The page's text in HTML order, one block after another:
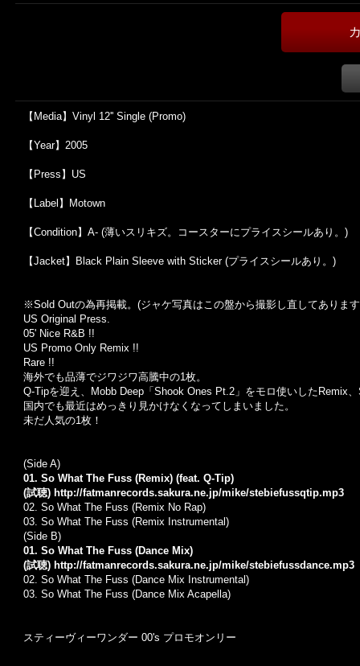
【Media】Vinyl 12'' Single (Promo)
【Year】2005
【Press】US
【Label】Motown
【Condition】A- (薄いスリキズ。コースターにプライスシールあり。)
【Jacket】Black Plain Sleeve with Sticker (プライスシールあり。)
※Sold Outの為再掲載。 (ジャケ写真はこの盤から撮影し直してありま
US Original Press.
05' Nice R&B !!
US Promo Only Remix !!
Rare !!
海外でも品薄でジワジワ高騰中の1枚。
Q-Tipを迎え、Mobb Deep「Shook Ones Pt.2」をモロ使いしたRemix
国内でも最近はめっきり見かけなくなってしまいました。
未だ人気の1枚！
(Side A)
01. So What The Fuss (Remix) (feat. Q-Tip)
(試聴) http://fatmanrecords.sakura.ne.jp/mike/stebiefussqtip.mp3
02. So What The Fuss (Remix No Rap)
03. So What The Fuss (Remix Instrumental)
(Side B)
01. So What The Fuss (Dance Mix)
(試聴) http://fatmanrecords.sakura.ne.jp/mike/stebiefussdance.mp3
02. So What The Fuss (Dance Mix Instrumental)
03. So What The Fuss (Dance Mix Acapella)
スティーヴィーワンダー 00's プロモオンリー